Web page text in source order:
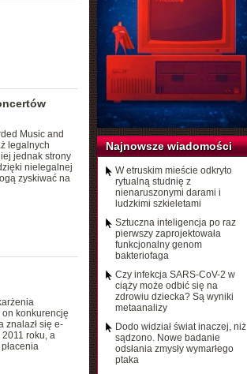
Music and
legalnych
jednak strony
nielegalnej
zyskiwać na
konkurencję
znalazł się e-
roku, a
Najnowsze wiadomości
W etruskim mieście odkryto
rytualną studnię z
nienaruszonymi darami i
ludzkimi szkieletami
Sztuczna inteligencja po raz
pierwszy zaprojektowała
funkcjonalny genom
bakteriofaga
Czy infekcja SARS-CoV-2 w
ciąży może odbić się na
zdrowiu dziecka? Są wyniki
metaanalizy
Dodo widział świat inaczej, niż
sądzono. Nowe badanie
odsłania zmysły wymarłego
ptaka